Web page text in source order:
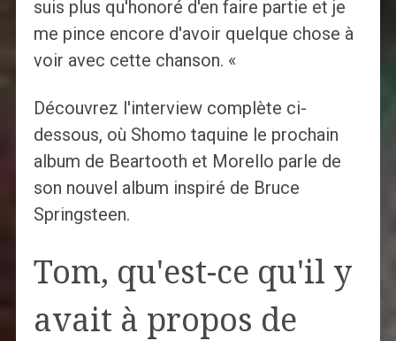
suis plus qu'honoré d'en faire partie et je
me pince encore d'avoir quelque chose à
voir avec cette chanson. «
Découvrez l'interview complète ci-
dessous, où Shomo taquine le prochain
album de Beartooth et Morello parle de
son nouvel album inspiré de Bruce
Springsteen.
Tom, qu'est-ce qu'il y
avait à propos de